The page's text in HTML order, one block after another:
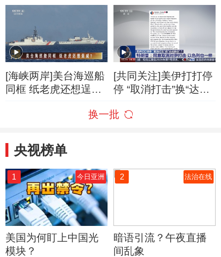
停“最大规模”打击 伊
牌”的真面目
[海峡两岸]美台海巡船
同框 纸老虎还想逞
[共同关注]美伊打打停
停 “取消打击”换“达成
取消对伊打击 以色列
换一批
央视榜单
1 今日亚洲
美国为何盯上中国光
模块？
2 法治在线
暗语引流？午夜直播
间乱象